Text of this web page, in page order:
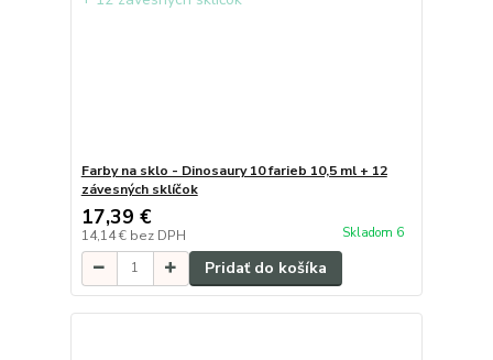
Farby na sklo - Dinosaury 10 farieb 10,5 ml + 12
závesných sklíčok
17,39 €
14,14 € bez DPH Skladom 6
Pridať do košíka